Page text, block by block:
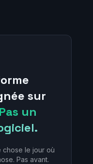
sur
Pas un
chose le jour où
Pas avant.